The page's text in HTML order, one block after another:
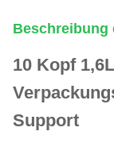
Beschreibung
10 Kopf
Support